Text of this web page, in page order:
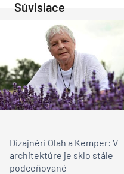
Súvisiace
Dizajnéri Olah a Kemper: V
architektúre je sklo stále
podceňované